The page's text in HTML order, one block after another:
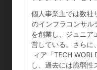
個人事業主では数社
のインフラコンサル
を創業し、ジュニア
営している。さらに
ィア「TECH
し、過去には脆弱性